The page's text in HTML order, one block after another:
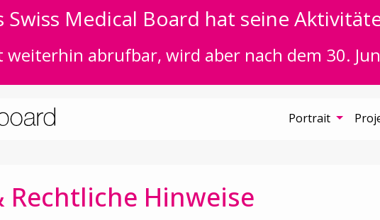
Swiss Medical Board hat seine
weiterhin abrufbar, wird aber nach dem 30.
Portrait
Rechtliche Hinweise